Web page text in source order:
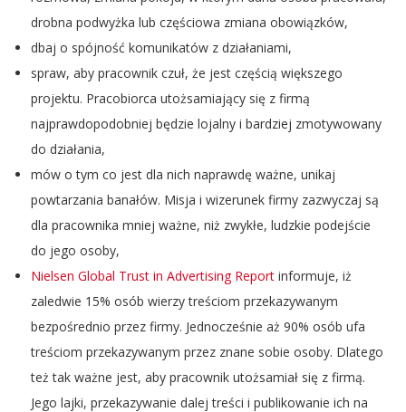
drobna podwyżka lub częściowa zmiana obowiązków,
dbaj o spójność komunikatów z działaniami,
spraw, aby pracownik czuł, że jest częścią większego
projektu. Pracobiorca utożsamiający się z firmą
najprawdopodobniej będzie lojalny i bardziej zmotywowany
do działania,
mów o tym co jest dla nich naprawdę ważne, unikaj
powtarzania banałów. Misja i wizerunek firmy zazwyczaj są
dla pracownika mniej ważne, niż zwykłe, ludzkie podejście
do jego osoby,
Nielsen Global Trust in Advertising Report informuje, iż
zaledwie 15% osób wierzy treściom przekazywanym
bezpośrednio przez firmy. Jednocześnie aż 90% osób ufa
treściom przekazywanym przez znane sobie osoby. Dlatego
też tak ważne jest, aby pracownik utożsamiał się z firmą.
Jego lajki, przekazywanie dalej treści i publikowanie ich na